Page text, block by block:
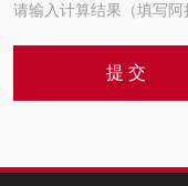
请输入计算结果（填写